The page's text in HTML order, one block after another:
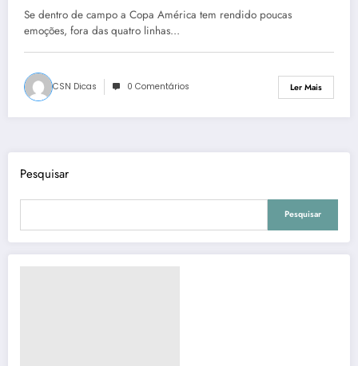
Se dentro de campo a Copa América tem rendido poucas
emoções, fora das quatro linhas…
CSN Dicas 0 Comentários Ler Mais
Pesquisar
Pesquisar